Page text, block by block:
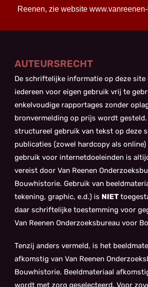
Reenen, zie website
AUTEURSRECHT
De schriftelijke informatie op deze site
iedereen voor eigen gebruik vrij te
enkelvoudige rapportages zonder
bronvermelding op prijs wordt
structureel gebruik van tekst op deze
publicaties (zowel hardcopy als
gebruik voor internetdoeleinden is
vereist door Van Reenen
Bouwhistorie. Gebruik van
tekening, graphic, e.d.) is NIET
daar schriftelijke toestemming voor
Van Reenen Onderzoeksbureau voor
Tenzij anders vermeld, is het
afkomstig van Van Reenen
Bouwhistorie. Beeldmateriaal
wordt met zorg geselecteerd. Voor